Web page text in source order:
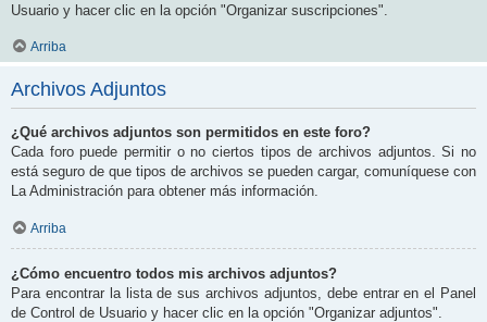
Usuario y hacer clic en la opción "Organizar suscripciones".
Arriba
Archivos Adjuntos
¿Qué archivos adjuntos son permitidos en este foro?
Cada foro puede permitir o no ciertos tipos de archivos adjuntos. Si no
está seguro de que tipos de archivos se pueden cargar, comuníquese con
La Administración para obtener más información.
Arriba
¿Cómo encuentro todos mis archivos adjuntos?
Para encontrar la lista de sus archivos adjuntos, debe entrar en el Panel
de Control de Usuario y hacer clic en la opción "Organizar adjuntos".